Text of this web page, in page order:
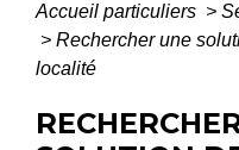
Accueil particuliers >
> Rechercher une
localité